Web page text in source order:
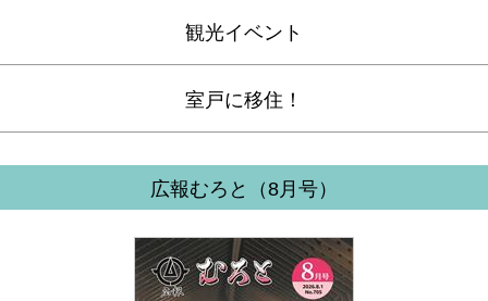
観光イベント
室戸に移住！
広報むろと（8月号）